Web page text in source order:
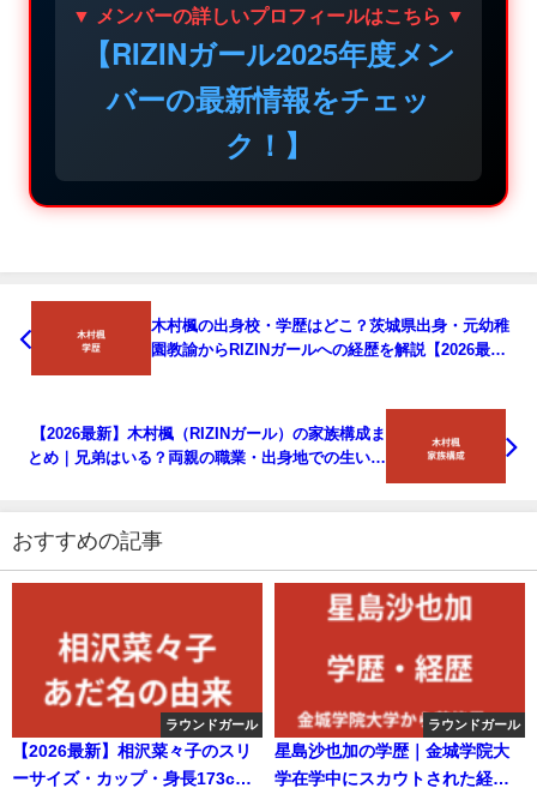
▼ メンバーの詳しいプロフィールはこちら ▼
【RIZINガール2025年度メン
バーの最新情報をチェッ
ク！】
木村楓の出身校・学歴はどこ？茨城県出身・元幼稚
園教諭からRIZINガールへの経歴を解説【2026最
【2026最新】木村楓（RIZINガール）の家族構成ま
とめ｜兄弟はいる？両親の職業・出身地での生い立
おすすめの記事
ラウンドガール
【2026最新】相沢菜々子のスリ
ーサイズ・カップ・身長173cm
ラウンドガール
星島沙也加の学歴｜金城学院大
学在学中にスカウトされた経緯